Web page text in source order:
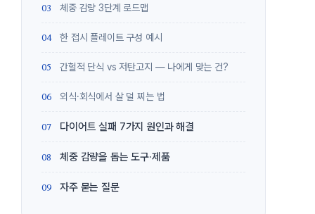
체중 감량 3단계 로드맵
한 접시 플레이트 구성 예시
간헐적 단식 vs 저탄고지 — 나에게 맞는 건?
외식·회식에서 살 덜 찌는 법
다이어트 실패 7가지 원인과 해결
체중 감량을 돕는 도구·제품
자주 묻는 질문